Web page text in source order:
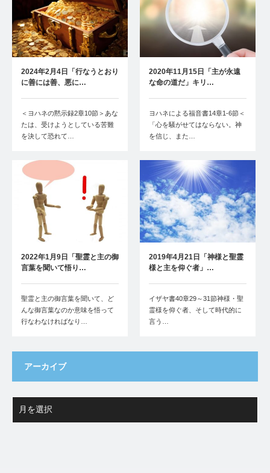
2024年2月4日「行なうとおり
に善には善、悪に…
＜ヨハネの黙示録2章10節＞あな
たは、受けようとしている苦難
を決して恐れて…
2020年11月15日「主が永遠
な命の道だ」キリ…
ヨハネによる福音書14章1-6節＜
「心を騒がせてはならない。神
を信じ、また…
2022年1月9日「聖霊と主の御
言葉を聞いて悟り…
聖霊と主の御言葉を聞いて、ど
んな御言葉なのか意味を悟って
行なわなければなり…
2019年4月21日「神様と聖霊
様と主を仰ぐ者」…
イザヤ書40章29～31節神様・聖
霊様を仰ぐ者、そして時代的に
言う…
アーカイブ